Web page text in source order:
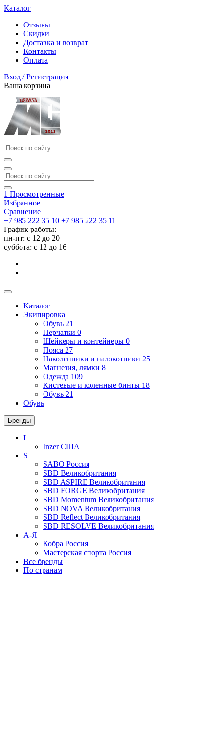
Каталог
Отзывы
Скидки
Доставка и возврат
Контакты
Оплата
Вход / Регистрация
Ваша корзина
1 Просмотренные
Избранное
Сравнение
+7 985 222 35 10 +7 985 222 35 11
График работы:
пн-пт: с 12 до 20
суббота: c 12 до 16
Каталог
Экипировка
Обувь 21
Перчатки 0
Шейкеры и контейнеры 0
Пояса 27
Наколенники и налокотники 25
Магнезия, лямки 8
Одежда 109
Кистевые и коленные бинты 18
Обувь 21
Обувь
Бренды
I
InzerСША
S
SABO Россия
SBD Великобритания
SBD ASPIRE Великобритания
SBD FORGE Великобритания
SBD Momentum Великобритания
SBD NOVA Великобритания
SBD Reflect Великобритания
SBD RESOLVE Великобритания
А-Я
Кобра Россия
Мастерская спорта Россия
Все бренды
По странам